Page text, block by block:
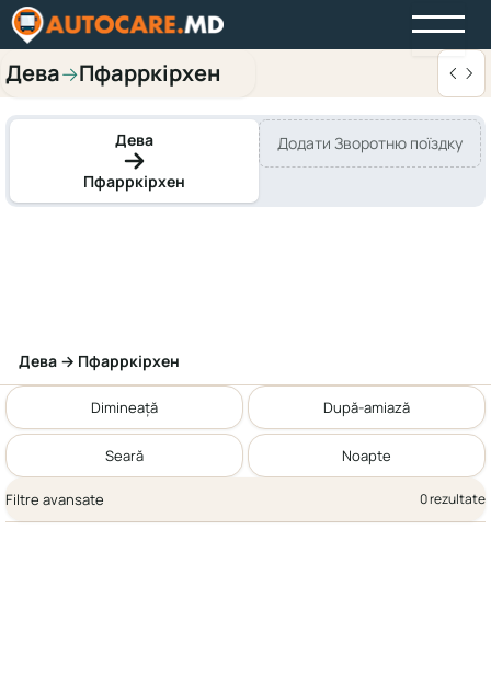
Дева→Пфарркірхен
Дева
Пфарркірхен
Додати Зворотню поїздку
Дева → Пфарркірхен
Dimineață După-amiază
Seară Noapte
Filtre avansate 0 rezultate